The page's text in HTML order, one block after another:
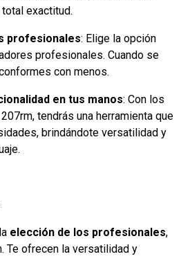
exactitud.
profesionales: Elige la opción
profesionales. Cuando se
con menos.
en tus manos: Con los
tendrás una herramienta que
brindándote versatilidad y
elección de los profesionales,
Te ofrecen la versatilidad y